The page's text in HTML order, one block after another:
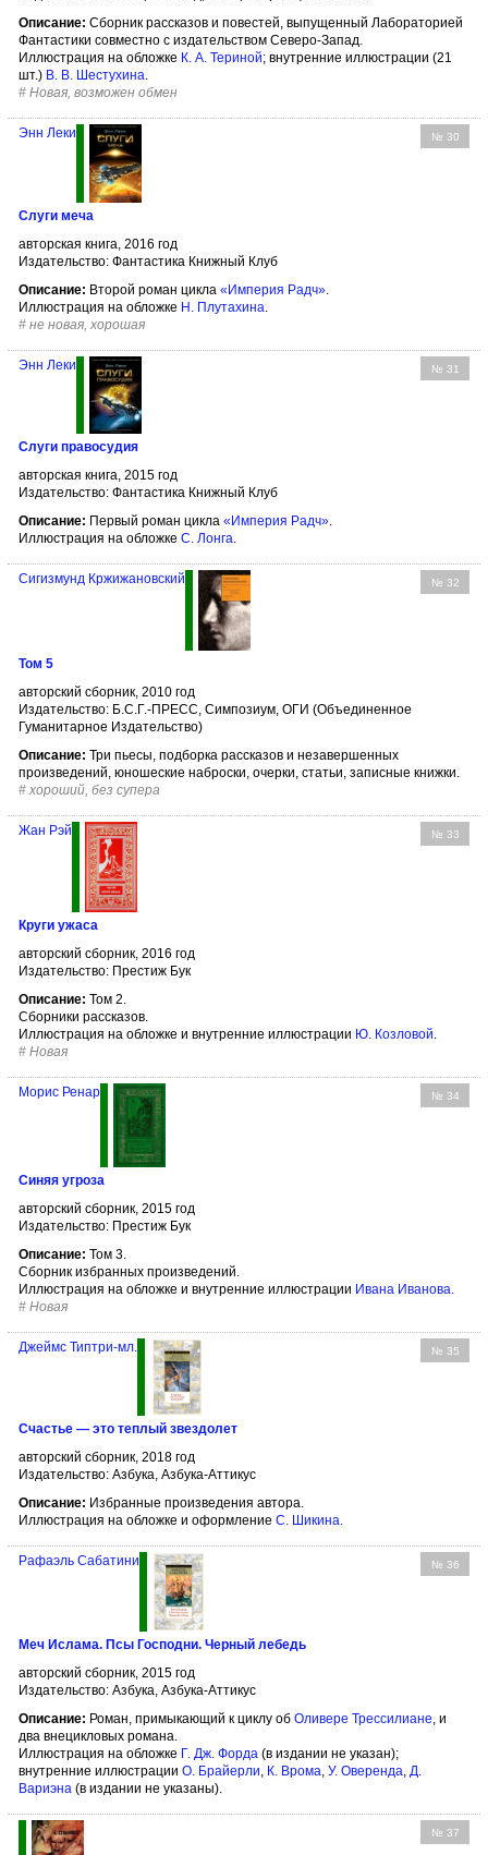
Описание: Сборник рассказов и повестей, выпущенный Лабораторией
Фантастики совместно с издательством Северо-Запад.
Иллюстрация на обложке К. А. Териной; внутренние иллюстрации (21
шт.) В. В. Шестухина.
# Новая, возможен обмен
№ 30
Энн Леки
Слуги меча
авторская книга, 2016 год
Издательство: Фантастика Книжный Клуб
Описание: Второй роман цикла «Империя Радч».
Иллюстрация на обложке Н. Плутахина.
# не новая, хорошая
№ 31
Энн Леки
Слуги правосудия
авторская книга, 2015 год
Издательство: Фантастика Книжный Клуб
Описание: Первый роман цикла «Империя Радч».
Иллюстрация на обложке С. Лонга.
№ 32
Сигизмунд Кржижановский
Том 5
авторский сборник, 2010 год
Издательство: Б.С.Г.-ПРЕСС, Симпозиум, ОГИ (Объединенное
Гуманитарное Издательство)
Описание: Три пьесы, подборка рассказов и незавершенных
произведений, юношеские наброски, очерки, статьи, записные книжки.
# хороший, без супера
№ 33
Жан Рэй
Круги ужаса
авторский сборник, 2016 год
Издательство: Престиж Бук
Описание: Том 2.
Сборники рассказов.
Иллюстрация на обложке и внутренние иллюстрации Ю. Козловой
# Новая
№ 34
Морис Ренар
Синяя угроза
авторский сборник, 2015 год
Издательство: Престиж Бук
Описание: Том 3.
Сборник избранных произведений.
Иллюстрация на обложке и внутренние иллюстрации Ивана Иванова.
# Новая
№ 35
Джеймс Типтри-мл.
Счастье — это теплый звездолет
авторский сборник, 2018 год
Издательство: Азбука, Азбука-Аттикус
Описание: Избранные произведения автора.
Иллюстрация на обложке и оформление С. Шикина.
№ 36
Рафаэль Сабатини
Меч Ислама. Псы Господни. Черный лебедь
авторский сборник, 2015 год
Издательство: Азбука, Азбука-Аттикус
Описание: Роман, примыкающий к циклу об Оливере Трессилиане, и
два внецикловых романа.
Иллюстрация на обложке Г. Дж. Форда (в издании не указан);
внутренние иллюстрации О. Брайерли, К. Врома, У. Оверенда, Д.
Вариэна (в издании не указаны).
№ 37